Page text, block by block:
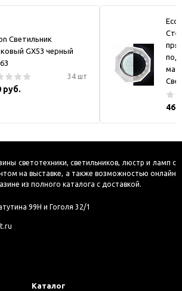
Светильник
GX53 черный
34 шт
руб.
светотехники, светильников, люстр и ламп с
на выставке, а также возможностью онлайн
из полного каталога с доставкой.
99Н и Гоголя 32/1
Каталог